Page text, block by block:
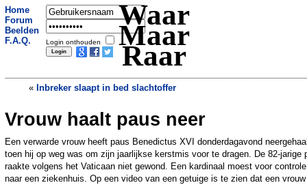
Home
Forum
Beelden
F.A.Q.
Login onthouden
Waar
Maar
Raar
« Inbreker slaapt in bed slachtoffer
Veolia biedt joyrider baan als chauffeur
aan »
Vrouw haalt paus neer
Een verwarde vrouw heeft paus Benedictus XVI donderdagavond
toen hij op weg was om zijn jaarlijkse kerstmis voor te dragen. De 82-jarige
raakte volgens het Vaticaan niet gewond. Een kardinaal moest voor controle
naar een ziekenhuis. Op een video van een getuige is te zien dat een